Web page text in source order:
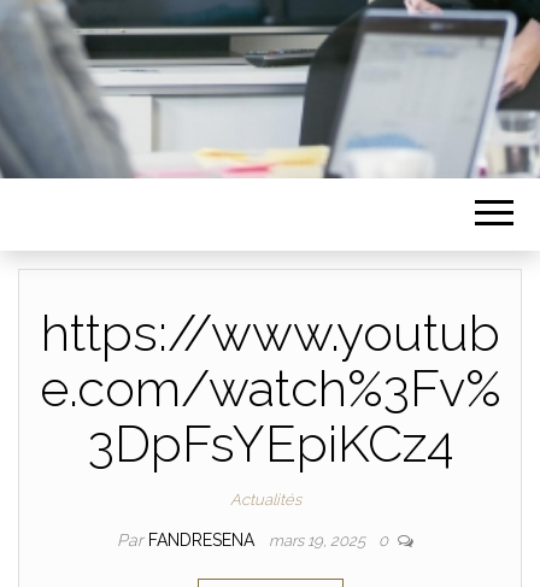
https://www.youtub
e.com/watch%3Fv%
3DpFsYEpiKCz4
Actualités
Par FANDRESENA mars 19, 2025 0